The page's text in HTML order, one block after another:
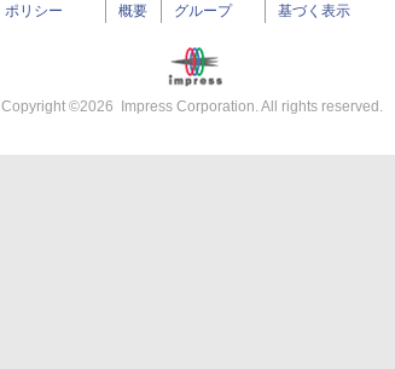
ポリシー
概要
グループ
基づく表示
Copyright ©2026 Impress Corporation. All rights reserved.